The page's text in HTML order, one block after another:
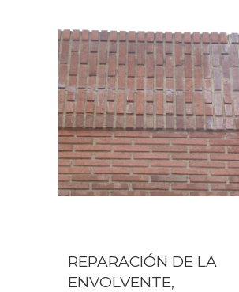
REPARACIÓN DE LA
ENVOLVENTE,